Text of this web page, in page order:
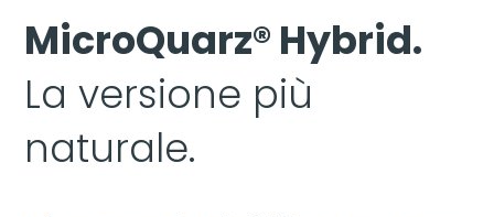
MicroQuarz® Hybrid.
La versione più
naturale.